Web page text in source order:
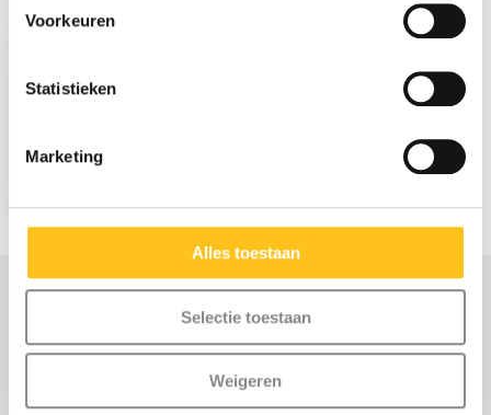
Voorkeuren
Statistieken
Marketing
Alles toestaan
Selectie toestaan
Weigeren
€ 2.410,-
Advies of scherpe
offerte nodig?